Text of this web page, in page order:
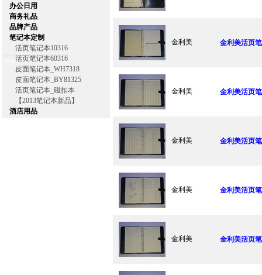
办公日用
商务礼品
品牌产品
笔记本定制
活页笔记本10316
活页笔记本60316
皮面笔记本_WH7318
皮面笔记本_BY81325
活页笔记本_磁扣本
【2013笔记本新品】
酒店用品
金利美 金利美活页
金利美 金利美活页
金利美 金利美活页
金利美 金利美活页
金利美 金利美活页